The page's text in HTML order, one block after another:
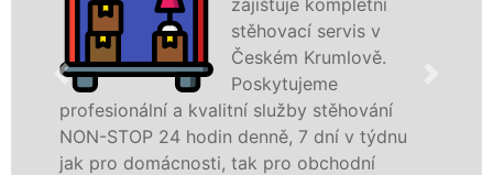
v týdnu
technikou. Tyto služby zajišťujeme
domácnostem i firmám v celém
Český Krumlov se zárukou kvality